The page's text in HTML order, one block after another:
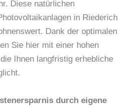
Diese natürlichen
in Riederich
Dank der optimalen
Sie hier mit einer hohen
Ihnen langfristig erhebliche
durch eigene